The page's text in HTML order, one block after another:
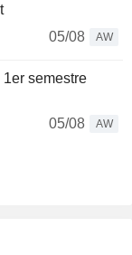
05/08
AW
semestre
05/08
AW